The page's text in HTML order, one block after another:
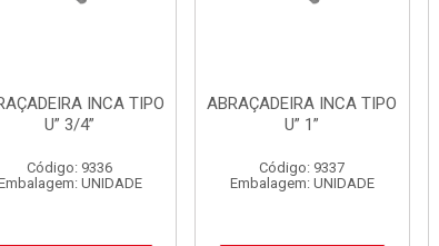
INCA TIPO
U” 3/4”
Código: 9336
UNIDADE
ABRAÇADEIRA INCA TIPO
U” 1”
Código: 9337
Embalagem: UNIDADE